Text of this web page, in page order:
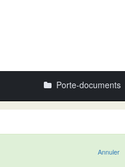
Porte-documents
Annuler